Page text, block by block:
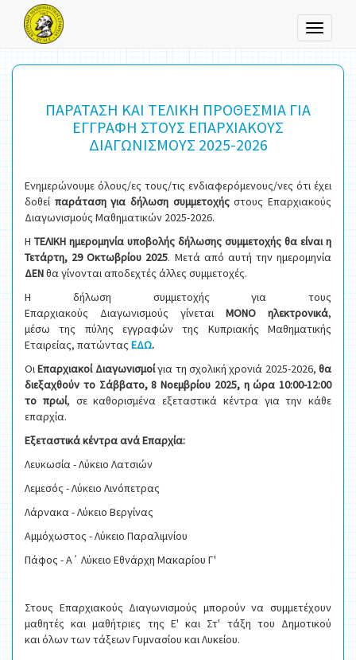
Toggle
ΠΑΡΑΤΑΣΗ ΚΑΙ ΤΕΛΙΚΗ ΠΡΟΘΕΣΜΙΑ ΓΙΑ
ΕΓΓΡΑΦΗ ΣΤΟΥΣ ΕΠΑΡΧΙΑΚΟΥΣ
ΔΙΑΓΩΝΙΣΜΟΥΣ 2025-2026
Ενημερώνουμε όλους/ες τους/τις ενδιαφερόμενους/νες ότι έχει
δοθεί παράταση για δήλωση συμμετοχήςστους Επαρχιακούς
Διαγωνισμούς Μαθηματικών 2025-2026.
Η ΤΕΛΙΚΗ ημερομηνία υποβολής δήλωσης συμμετοχής θα είναι η
Τετάρτη, 29 Οκτωβρίου 2025. Μετά από αυτή την ημερομηνία
ΔΕΝθα γίνονται αποδεχτές άλλες συμμετοχές.
H δήλωση συμμετοχής για τους
Επαρχιακούς Διαγωνισμούς γίνεται ΜΟΝΟ ηλεκτρονικά,
μέσω της πύλης εγγραφών της Κυπριακής Μαθηματικής
Εταιρείας, πατώντας ΕΔΩ.
ΟιΕπαρχιακοί Διαγωνισμοίγια τη σχολική χρονιά 2025-2026, θα
διεξαχθούν το Σάββατο, 8 Νοεμβρίου 2025, η ώρα 10:00-12:00
το πρωί, σε καθορισμένα εξεταστικά κέντρα για την κάθε
επαρχία.
Εξεταστικά κέντρα ανά Επαρχία:
Λευκωσία - Λύκειο Λατσιών
Λεμεσός - Λύκειο Λινόπετρας
Λάρνακα - Λύκειο Βεργίνας
Αμμόχωστος - Λύκειο Παραλιμνίου
Πάφος - Α΄ Λύκειο Εθνάρχη Μακαρίου Γ'
Στους Επαρχιακούς Διαγωνισμούς μπορούν να συμμετέχουν
μαθητές και μαθήτριες της Ε' και Στ' τάξη του Δημοτικού
και όλων των τάξεων Γυμνασίου και Λυκείου.